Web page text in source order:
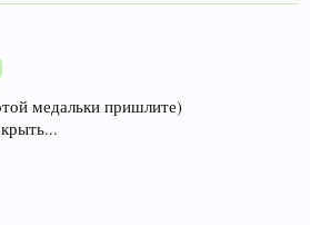
медальки пришлите)